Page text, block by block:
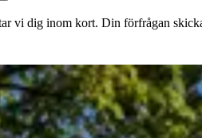
vi dig inom kort. Din förfrågan